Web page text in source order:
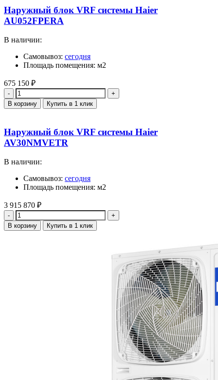
Наружный блок VRF системы Haier
AU052FPERA
В наличии:
Самовывоз: сегодня
Площадь помещения: м2
675 150 ₽
Количество
В корзину Купить в 1 клик
Наружный блок VRF системы Haier
AV30NMVETR
В наличии:
Самовывоз: сегодня
Площадь помещения: м2
3 915 870 ₽
Количество
В корзину Купить в 1 клик